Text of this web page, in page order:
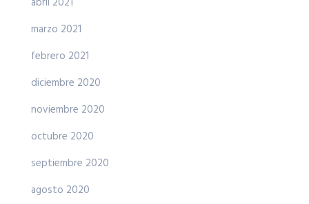
marzo 2021
febrero 2021
diciembre 2020
noviembre 2020
octubre 2020
septiembre 2020
agosto 2020